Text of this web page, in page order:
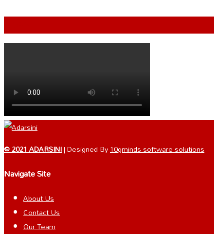
© 2021 ADARSINI| Designed By10gminds software solutions
Navigate Site
About Us
Contact Us
Our Team